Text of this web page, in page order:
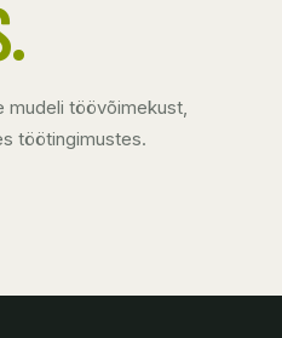
mudeli töövõimekust,
töötingimustes.